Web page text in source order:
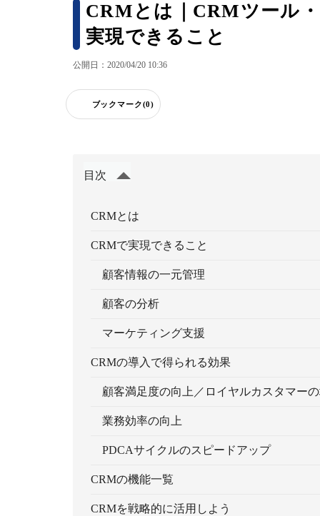
CRMとは｜CRMツール
実現できること
公開日：2020/04/20 10:36
ブックマーク(0)
目次
CRMとは
CRMで実現できること
顧客情報の一元管理
顧客の分析
マーケティング支援
CRMの導入で得られる効果
顧客満足度の向上／ロイヤルカスタマー
業務効率の向上
PDCAサイクルのスピードアップ
CRMの機能一覧
CRMを戦略的に活用しよう